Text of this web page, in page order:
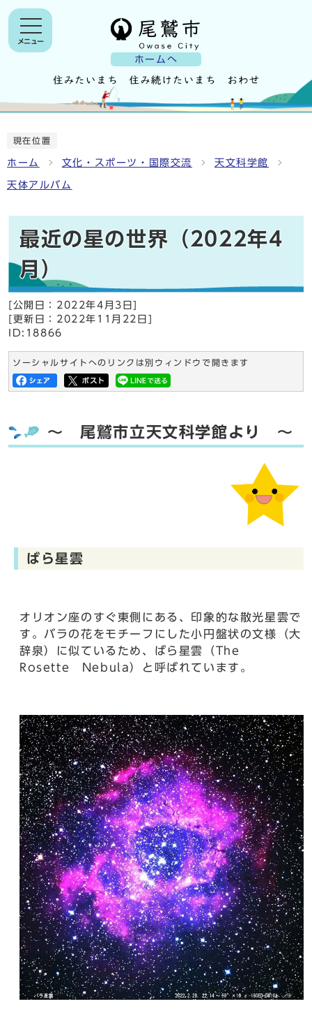
ホームへ
メニュー
現在位置
ホーム 文化・スポーツ・国際交流 天文科学館
天体アルバム
最近の星の世界（2022年4
月）
[公開日： 2022年4月3日
[更新日： 2022年11月22日
ID:18866
ソーシャルサイトへのリンクは別ウィンドウで開きます
～ 尾鷲市立天文科学館より ～
ばら星雲
オリオン座のすぐ東側にある、印象的な散光星雲で
す。バラの花をモチーフにした小円盤状の文様（大
辞泉）に似ているため、ばら星雲（The
Rosette Nebula）と呼ばれています。